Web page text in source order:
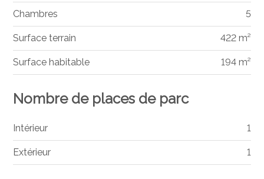
Chambres 5
Surface terrain 422 m²
Surface habitable 194 m²
Nombre de places de parc
Intérieur 1
Extérieur 1